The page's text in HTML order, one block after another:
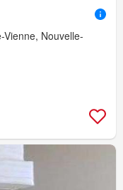
Nouvelle-